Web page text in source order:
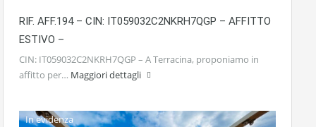
RIF. AFF.194 – CIN: IT059032C2NKRH7QGP – AFFITTO
ESTIVO –
CIN: IT059032C2NKRH7QGP – A Terracina, proponiamo in
affitto per… Maggiori dettagli
In evidenza